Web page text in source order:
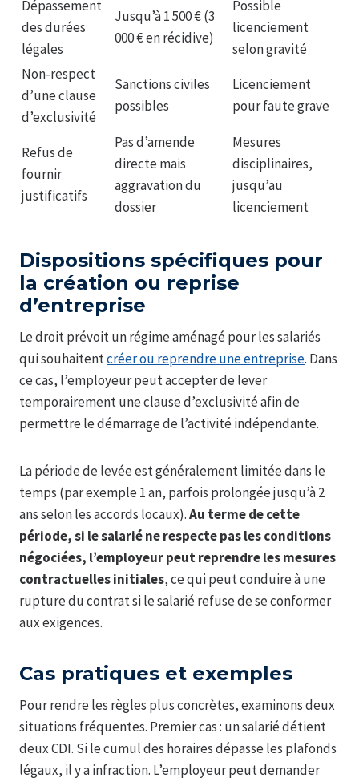
Dépassement
des durées
légales
Jusqu’à 1 500 € (3
000 € en récidive)
Possible
licenciement
selon gravité
Non‑respect
d’une clause
d’exclusivité
Sanctions civiles
possibles
Licenciement
pour faute grave
Refus de
fournir
justificatifs
Pas d’amende
directe mais
aggravation du
dossier
Mesures
disciplinaires,
jusqu’au
licenciement
Dispositions spécifiques pour
la création ou reprise
d’entreprise
Le droit prévoit un régime aménagé pour les salariés
qui souhaitentcréer ou reprendre une entreprise. Dans
ce cas, l’employeur peut accepter de lever
temporairement une clause d’exclusivité afin de
permettre le démarrage de l’activité indépendante.
La période de levée est généralement limitée dans le
temps (par exemple 1 an, parfois prolongée jusqu’à 2
ans selon les accords locaux).Au terme de cette
période, si le salarié ne respecte pas les conditions
négociées, l’employeur peut reprendre les mesures
contractuelles initiales, ce qui peut conduire à une
rupture du contrat si le salarié refuse de se conformer
aux exigences.
Cas pratiques et exemples
Pour rendre les règles plus concrètes, examinons deux
situations fréquentes. Premier cas : un salarié détient
deux CDI. Si le cumul des horaires dépasse les plafonds
légaux, il y a infraction. L’employeur peut demander